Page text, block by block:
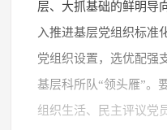
层、大抓基础的鲜明导
入推进基层党组织标准
党组织设置，选优配强
基层科所队“领头雁”。
组织生活、民主评议党